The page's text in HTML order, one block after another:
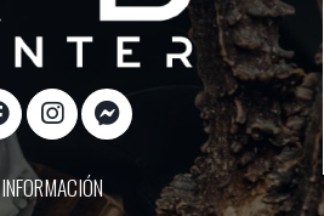
INFORMACIÓN